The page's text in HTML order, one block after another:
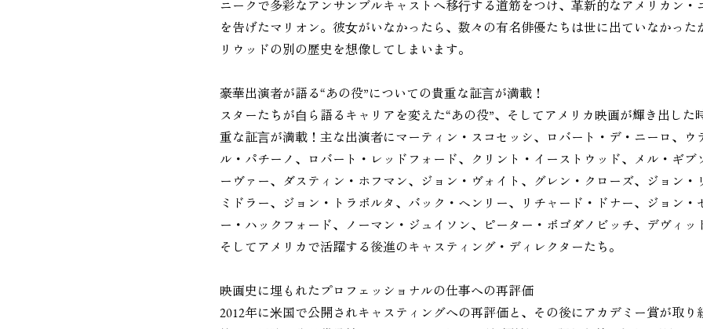
ニークで多彩なアンサンブルキャストへ移⾏する道筋をつけ、⾰新的なアメリカン・
を告げたマリオン。彼⼥がいなかったら、数々の有名俳優たちは世に出ていなかった
リウッドの別の歴史を想像してしまいます。
豪華出演者が語る“あの役”についての貴重な証⾔が満載！
スターたちが⾃ら語るキャリアを変えた“あの役”、そしてアメリカ映画が輝き出した
重な証⾔が満載！主な出演者にマーティン・スコセッシ、ロバート・デ・ニーロ、ウ
ル・パチーノ、ロバート・レッドフォード、クリント・イーストウッド、メル・ギブ
ーヴァー、ダスティン・ホフマン、ジョン・ヴォイト、グレン・クローズ、ジョン・
ミドラー、ジョン・トラボルタ、バック・ヘンリー、リチャード・ドナー、ジョン・
ー・ハックフォード、ノーマン・ジュイソン、ピーター・ボゴダノビッチ、デヴィッ
そしてアメリカで活躍する後進のキャスティング・ディレクターたち。
映画史に埋もれたプロフェッショナルの仕事への再評価
2012年に⽶国で公開されキャスティングへの再評価と、その後にアカデミー賞が取り